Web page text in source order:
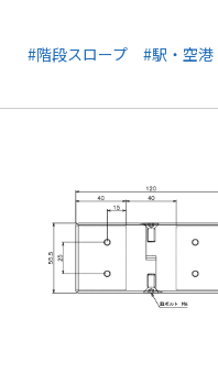
#階段スロープ #駅・空港